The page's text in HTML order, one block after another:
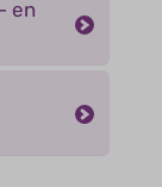
en